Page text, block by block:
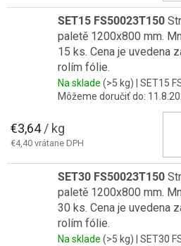
SET15 FS50023T150
paletě 1200x800 mm.
15 ks. Cena je uvedena
rolím fólie.
Na sklade (>5 kg) | SET15
Môžeme doručiť do:
€3,64/ kg
€4,40 vrátane DPH
SET30 FS50023T150
paletě 1200x800 mm.
30 ks. Cena je uvedena
rolím fólie.
Na sklade (>5 kg) | SET30